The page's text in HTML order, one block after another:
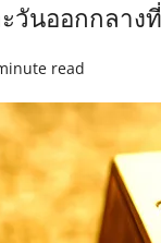
วันออกกลาง
read